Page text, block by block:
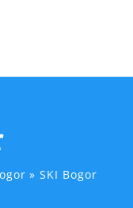
SKI Bogor